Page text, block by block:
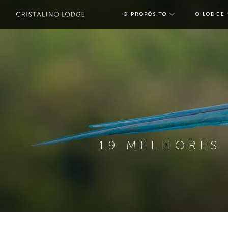
O PROPÓSITO toggle O LODGE
19